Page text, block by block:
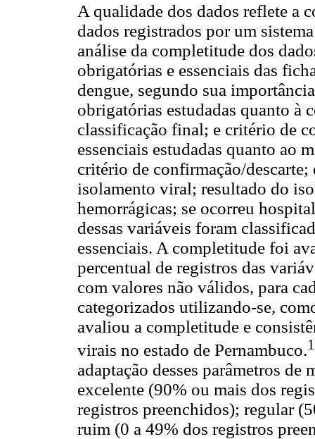
A qualidade dos dados reflete a
dados registrados por um
análise da completitude dos
obrigatórias e essenciais das
dengue, segundo sua
obrigatórias estudadas quanto
classificação final; e critério de
essenciais estudadas quanto ao
critério de confirmação/
isolamento viral; resultado do
hemorrágicas; se ocorreu
dessas variáveis foram
essenciais. A completitude foi
percentual de registros das
com valores não válidos, para
categorizados utilizando-se,
avaliou a completitude e
virais no estado de Pernambuco.
adaptação desses parâmetros
excelente (90% ou mais dos
registros preenchidos); regular
ruim (0 a 49% dos registros